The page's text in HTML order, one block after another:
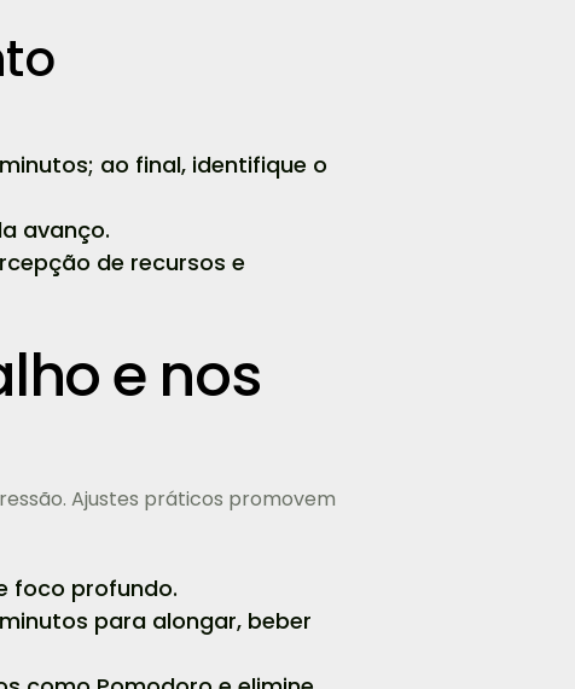
ao final, identifique o
avanço.
de recursos e
e nos
Ajustes práticos promovem
foco profundo.
para alongar, beber